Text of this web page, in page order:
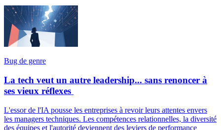
Bug de genre
La tech veut un autre leadership... sans renoncer à
ses vieux réflexes
L'essor de l'IA pousse les entreprises à revoir leurs attentes envers
les managers techniques. Les compétences relationnelles, la diversité
des équipes et l'autorité deviennent des leviers de performance